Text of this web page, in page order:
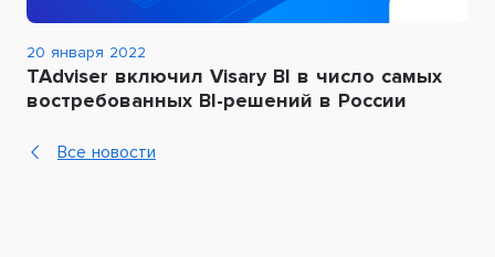
20 января 2022
TAdviser включил Visary BI в число самых
востребованных BI-решений в России
Все новости